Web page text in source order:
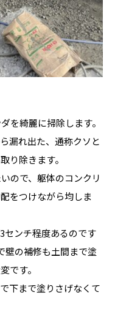
を綺麗に掃除します。
漏れ出た、通称クソと
り除きます。
ので、躯体のコンクリ
をつけながら均しま
センチ程度あるのです
壁の補修も土間まで塗
です。
下まで塗りさげなくて